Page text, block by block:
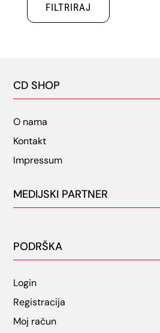
FILTRIRAJ
CD SHOP
O nama
Kontakt
Impressum
MEDIJSKI PARTNER
PODRŠKA
Login
Registracija
Moj račun